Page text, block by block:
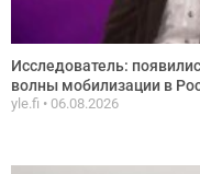
Исследователь:
волны мобилизации в
yle.fi 06.08.2026